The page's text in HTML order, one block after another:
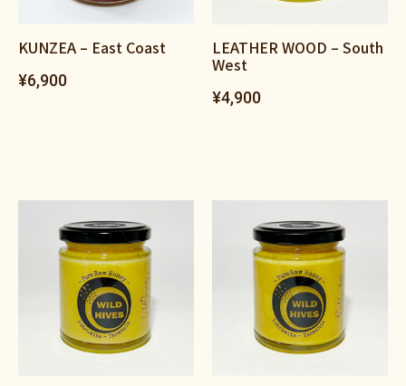
KUNZEA – East Coast
¥6,900
LEATHER WOOD – South
West
¥4,900